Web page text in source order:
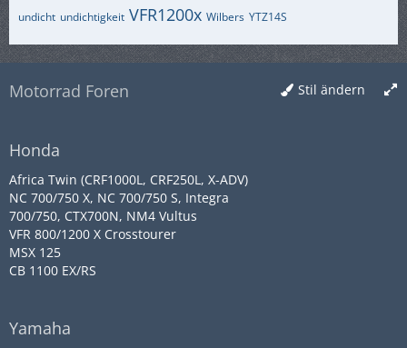
undicht undichtigkeit VFR1200x Wilbers YTZ14S
Stil ändern
Motorrad Foren
Honda
Africa Twin (CRF1000L, CRF250L, X-ADV)
NC 700/750 X, NC 700/750 S, Integra
700/750, CTX700N, NM4 Vultus
VFR 800/1200 X Crosstourer
MSX 125
CB 1100 EX/RS
Yamaha